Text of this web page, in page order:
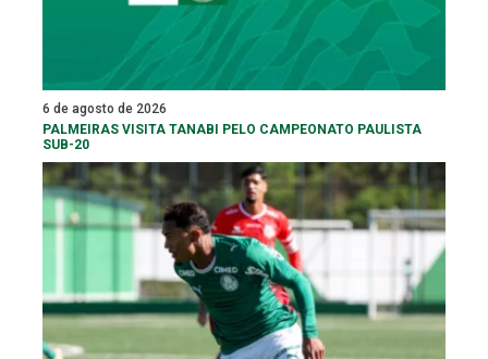
6 de agosto de 2026
PALMEIRAS VISITA TANABI PELO CAMPEONATO PAULISTA
SUB-20